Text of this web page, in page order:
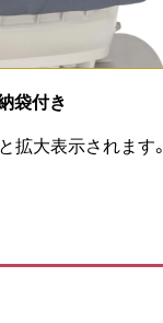
袋付き
拡大表示されます。